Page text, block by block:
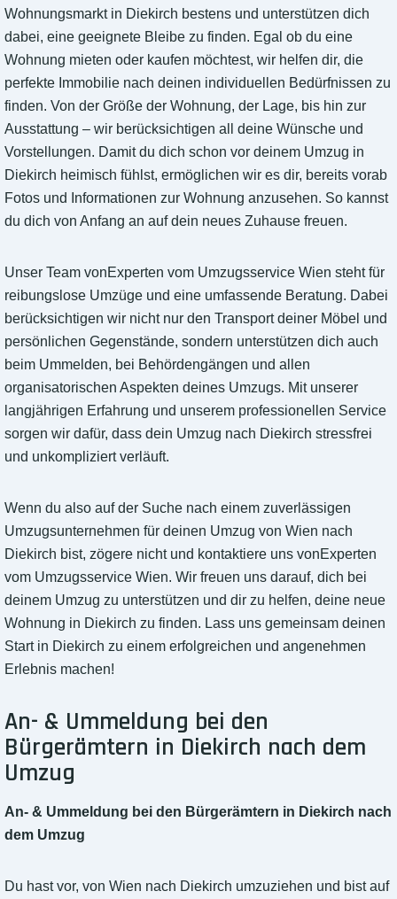
Wohnungsmarkt in Diekirch bestens und unterstützen dich
dabei, eine geeignete Bleibe zu finden. Egal ob du eine
Wohnung mieten oder kaufen möchtest, wir helfen dir, die
perfekte Immobilie nach deinen individuellen Bedürfnissen zu
finden. Von der Größe der Wohnung, der Lage, bis hin zur
Ausstattung – wir berücksichtigen all deine Wünsche und
Vorstellungen. Damit du dich schon vor deinem Umzug in
Diekirch heimisch fühlst, ermöglichen wir es dir, bereits vorab
Fotos und Informationen zur Wohnung anzusehen. So kannst
du dich von Anfang an auf dein neues Zuhause freuen.
Unser Team vonExperten vom Umzugsservice Wien steht für
reibungslose Umzüge und eine umfassende Beratung. Dabei
berücksichtigen wir nicht nur den Transport deiner Möbel und
persönlichen Gegenstände, sondern unterstützen dich auch
beim Ummelden, bei Behördengängen und allen
organisatorischen Aspekten deines Umzugs. Mit unserer
langjährigen Erfahrung und unserem professionellen Service
sorgen wir dafür, dass dein Umzug nach Diekirch stressfrei
und unkompliziert verläuft.
Wenn du also auf der Suche nach einem zuverlässigen
Umzugsunternehmen für deinen Umzug von Wien nach
Diekirch bist, zögere nicht und kontaktiere uns vonExperten
vom Umzugsservice Wien. Wir freuen uns darauf, dich bei
deinem Umzug zu unterstützen und dir zu helfen, deine neue
Wohnung in Diekirch zu finden. Lass uns gemeinsam deinen
Start in Diekirch zu einem erfolgreichen und angenehmen
Erlebnis machen!
An- & Ummeldung bei den
Bürgerämtern in Diekirch nach dem
Umzug
An- & Ummeldung bei den Bürgerämtern in Diekirch nach
dem Umzug
Du hast vor, von Wien nach Diekirch umzuziehen und bist auf